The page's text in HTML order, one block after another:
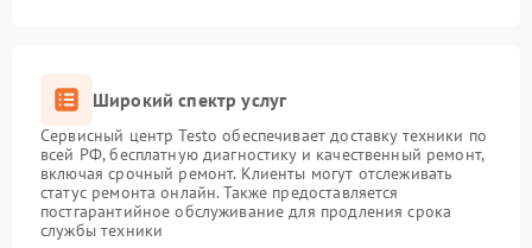
Широкий спектр услуг
Сервисный центр Testo обеспечивает доставку техники по
всей РФ, бесплатную диагностику и качественный ремонт,
включая срочный ремонт. Клиенты могут отслеживать
статус ремонта онлайн. Также предоставляется
постгарантийное обслуживание для продления срока
службы техники